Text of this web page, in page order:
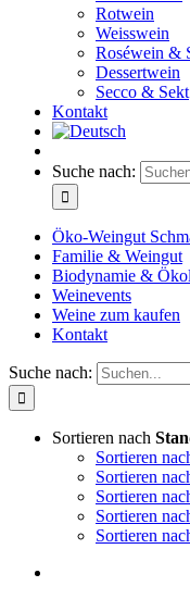
Rotwein
Weisswein
Roséwein &
Dessertwein
Secco & Sekt
Kontakt
Suche nach:
Öko-Weingut
Familie & Weingut
Biodynamie &
Weinevents
Weine zum kaufen
Kontakt
Suche nach:
Sortieren nach
Sortieren
Sortieren
Sortieren
Sortieren
Sortieren